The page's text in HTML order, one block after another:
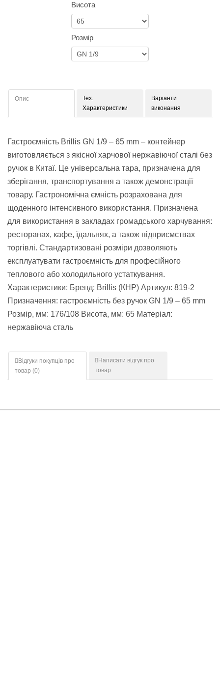
Висота
Розмір
Опис
Тех.
Характеристики
Варіанти
виконання
Гастроємність Brillis GN 1/9 – 65 mm – контейнер
виготовляється з якісної харчової нержавіючої сталі без
ручок в Китаї. Це універсальна тара, призначена для
зберігання, транспортування а також демонстрації
товару. Гастрономічна ємність розрахована для
щоденного інтенсивного використання. Призначена
для використання в закладах громадського харчування:
ресторанах, кафе, їдальнях, а також підприємствах
торгівлі. Стандартизовані розміри дозволяють
експлуатувати гастроємність для професійного
теплового або холодильного устаткування.
Характеристики: Бренд: Brillis (КНР) Артикул: 819-2
Призначення: гастроємність без ручок GN 1/9 – 65 mm
Розмір, мм: 176/108 Висота, мм: 65 Матеріал:
нержавіюча сталь
Відгуки покупців про
товар (0)
Написати відгук про
товар